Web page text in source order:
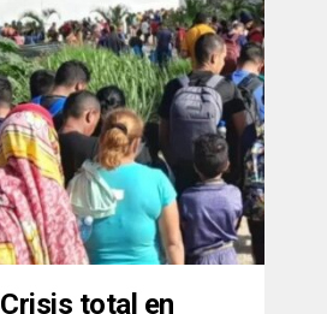
Crisis total en